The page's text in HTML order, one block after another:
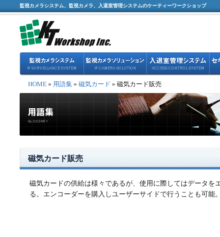
監視カメラシステム、監視カメラ、入退室管理システムのケーティーワークショップ
HOME » 用語集 » 磁気カード » 磁気カード販売
磁気カード販売
磁気カードの供給は様々であるが、使用に際してはデータを
る。エンコーダーを購入しユーザーサイドで行うことも可能